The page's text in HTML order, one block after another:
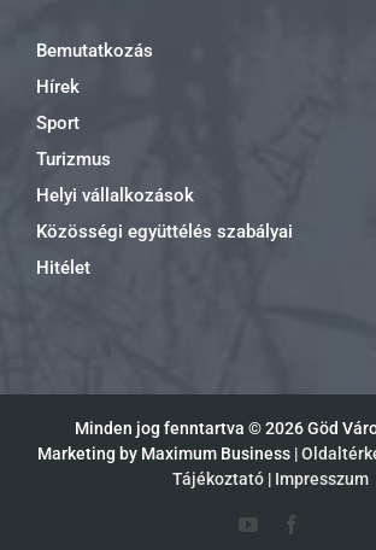
Bemutatkozás
Hírek
Sport
Turizmus
Helyi vállalkozások
Közösségi együttélés szabályai
Hitélet
Minden jog fenntartva ©2026 Göd
Marketing by Maximum Business |
Tájékoztató| Impresszum
YouTube